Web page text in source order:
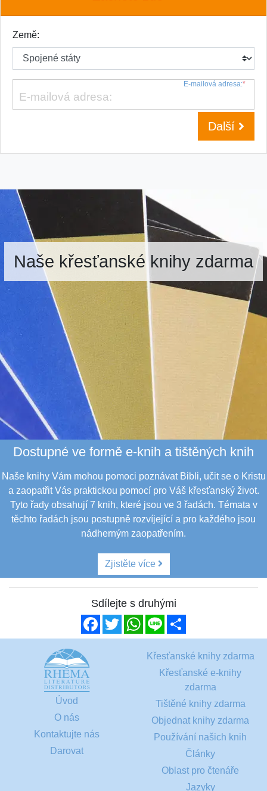
Země:
E-mailová adresa:*
Další
Naše křesťanské knihy zdarma
Dostupné ve formě e-knih a tištěných knih
Naše knihy Vám mohou pomoci poznávat Bibli, učit se o Kristu
a zaopatřit Vás praktickou pomocí pro Váš křesťanský život.
Tyto řady obsahují 7 knih, které jsou ve 3 řadách. Témata v
těchto řadách jsou postupně rozvíjející a pro každého jsou
nádherným zaopatřením.
Zjistěte více
Sdílejte s druhými
Facebook
TwitterWhatsApp
Line
Úvod
O nás
Kontaktujte nás
Darovat
Křesťanské knihy zdarma
Křesťanské e-knihy
zdarma
Tištěné knihy zdarma
Objednat knihy zdarma
Používání našich knih
Články
Oblast pro čtenáře
Jazyky